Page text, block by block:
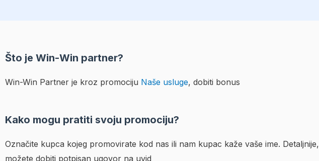
Što je Win-Win partner?
Win-Win Partner je kroz promociju Naše usluge, dobiti bonus
Kako mogu pratiti svoju promociju?
Označite kupca kojeg promovirate kod nas ili nam kupac kaže vaše ime. Detaljnije,
možete dobiti potpisan ugovor na uvid